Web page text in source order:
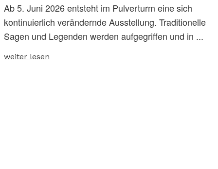
Ab 5. Juni 2026 entsteht im Pulverturm eine sich
kontinuierlich verändernde Ausstellung. Traditionelle
Sagen und Legenden werden aufgegriffen und in ...
weiter lesen